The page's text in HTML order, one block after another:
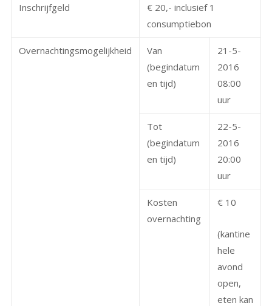
Inschrijfgeld
€ 20,- inclusief 1
consumptiebon
Overnachtingsmogelijkheid
Van
(begindatum
en tijd)
21-5-
2016
08:00
uur
Tot
(begindatum
en tijd)
22-5-
2016
20:00
uur
Kosten
overnachting
€ 10
(kantine
hele
avond
open,
eten kan